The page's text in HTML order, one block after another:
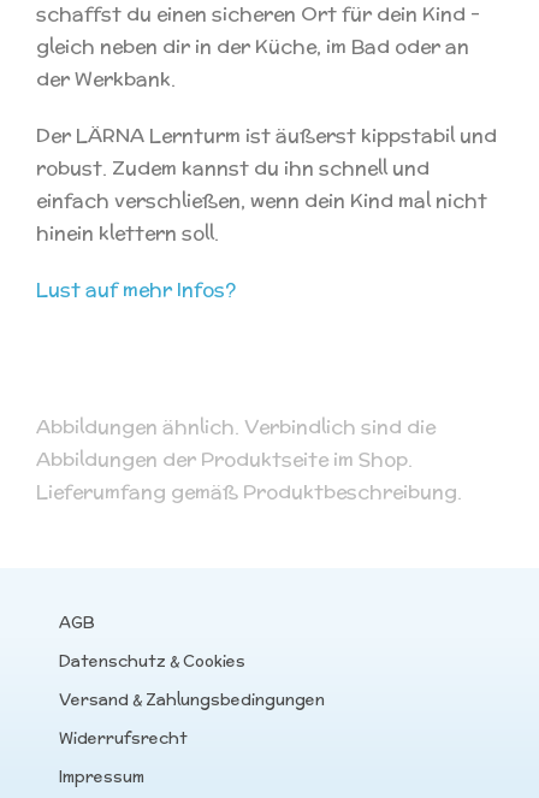
schaffst du einen sicheren Ort für dein Kind –
gleich neben dir in der Küche, im Bad oder an
der Werkbank.
Der LÄRNA Lernturm ist äußerst kippstabil und
robust. Zudem kannst du ihn schnell und
einfach verschließen, wenn dein Kind mal nicht
hinein klettern soll.
Lust auf mehr Infos?
Abbildungen ähnlich. Verbindlich sind die
Abbildungen der Produktseite im Shop.
Lieferumfang gemäß Produktbeschreibung.
AGB
Datenschutz & Cookies
Versand & Zahlungsbedingungen
Widerrufsrecht
Impressum